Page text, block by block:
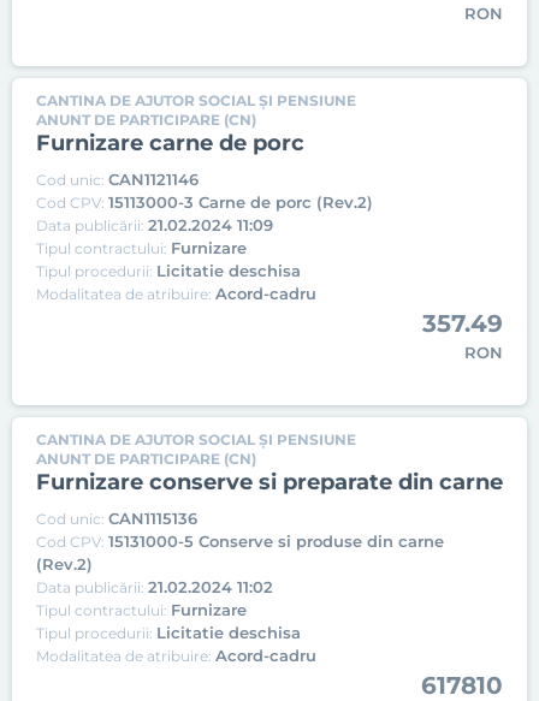
RON
CANTINA DE AJUTOR SOCIAL ȘI PENSIUNE
ANUNT DE PARTICIPARE (CN)
Furnizare carne de porc
Cod unic: CAN1121146
Cod CPV: 15113000-3 Carne de porc (Rev.2)
Data publicării: 21.02.2024 11:09
Tipul contractului: Furnizare
Tipul procedurii: Licitatie deschisa
Modalitatea de atribuire: Acord-cadru
357.49
RON
CANTINA DE AJUTOR SOCIAL ȘI PENSIUNE
ANUNT DE PARTICIPARE (CN)
Furnizare conserve si preparate din carne
Cod unic: CAN1115136
Cod CPV: 15131000-5 Conserve si produse din carne
(Rev.2)
Data publicării: 21.02.2024 11:02
Tipul contractului: Furnizare
Tipul procedurii: Licitatie deschisa
Modalitatea de atribuire: Acord-cadru
617810